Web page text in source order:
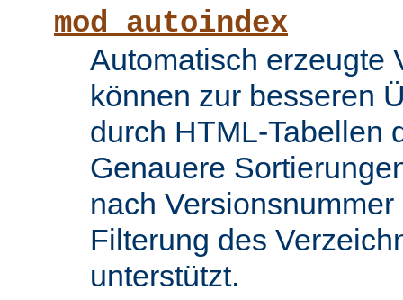
mod_autoindex
Automatisch erzeugte
können zur besseren
durch HTML-Tabellen
Genauere
nach
Filterung des
unterstützt.